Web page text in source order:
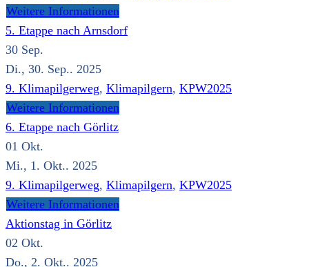
Weitere Informationen
5. Etappe nach Arnsdorf
30 Sep.
Di., 30. Sep.. 2025
9. Klimapilgerweg, Klimapilgern, KPW2025
Weitere Informationen
6. Etappe nach Görlitz
01 Okt.
Mi., 1. Okt.. 2025
9. Klimapilgerweg, Klimapilgern, KPW2025
Weitere Informationen
Aktionstag in Görlitz
02 Okt.
Do., 2. Okt.. 2025